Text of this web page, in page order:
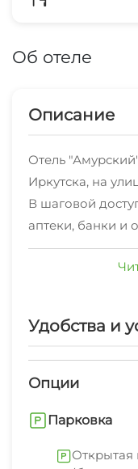
Об отеле
Описание
Отель
Иркутска, на
В шаговой
аптеки, банки и
транспорта.
Приветливые
На территории
В числе удобств:
кабина,
За
Удобства и
Опции
Парковка
Открытая